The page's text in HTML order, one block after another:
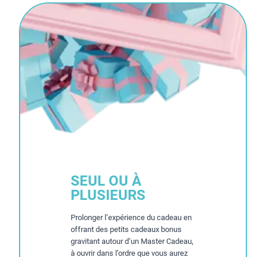
SEUL OU À
PLUSIEURS
Prolonger l’expérience du cadeau en
offrant des petits cadeaux bonus
gravitant autour d’un Master Cadeau,
à ouvrir dans l’ordre que vous aurez